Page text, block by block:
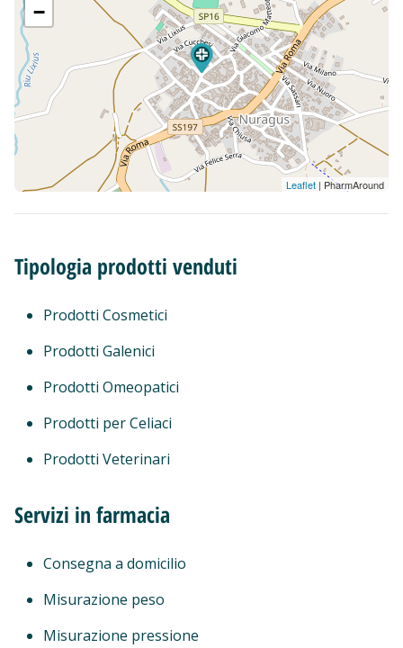
−
Leaflet | PharmAround
Tipologia prodotti venduti
Prodotti Cosmetici
Prodotti Galenici
Prodotti Omeopatici
Prodotti per Celiaci
Prodotti Veterinari
Servizi in farmacia
Consegna a domicilio
Misurazione peso
Misurazione pressione